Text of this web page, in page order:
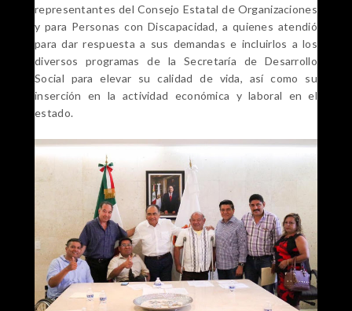
representantes del Consejo Estatal de Organizaciones
y para Personas con Discapacidad, a quienes atendió
para dar respuesta a sus demandas e incluirlos a los
diversos programas de la Secretaría de Desarrollo
Social para elevar su calidad de vida, así como su
inserción en la actividad económica y laboral en el
estado.